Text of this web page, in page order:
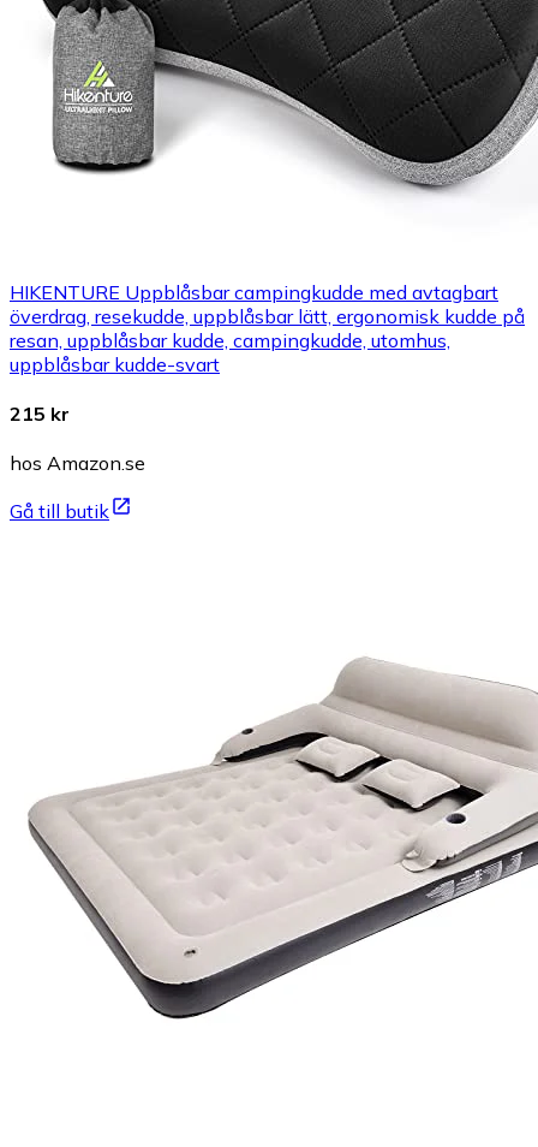
HIKENTURE Uppblåsbar campingkudde med avtagbart
överdrag, resekudde, uppblåsbar lätt, ergonomisk kudde på
resan, uppblåsbar kudde, campingkudde, utomhus,
uppblåsbar kudde-svart
215 kr
hos Amazon.se
Gå till butik